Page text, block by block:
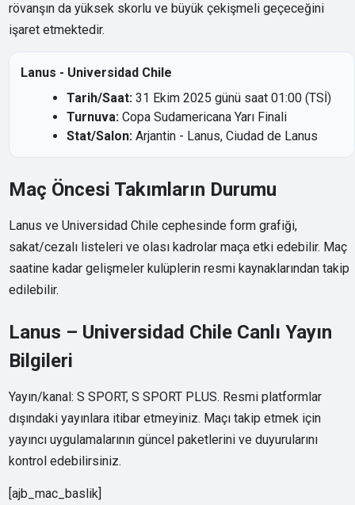
rövanşın da yüksek skorlu ve büyük çekişmeli geçeceğini
işaret etmektedir.
Lanus - Universidad Chile
Tarih/Saat: 31 Ekim 2025 günü saat 01:00 (TSİ)
Turnuva: Copa Sudamericana Yarı Finali
Stat/Salon: Arjantin - Lanus, Ciudad de Lanus
Maç Öncesi Takımların Durumu
Lanus ve Universidad Chile cephesinde form grafiği,
sakat/cezalı listeleri ve olası kadrolar maça etki edebilir. Maç
saatine kadar gelişmeler kulüplerin resmi kaynaklarından takip
edilebilir.
Lanus – Universidad Chile Canlı Yayın
Bilgileri
Yayın/kanal: S SPORT, S SPORT PLUS. Resmi platformlar
dışındaki yayınlara itibar etmeyiniz. Maçı takip etmek için
yayıncı uygulamalarının güncel paketlerini ve duyurularını
kontrol edebilirsiniz.
[ajb_mac_baslik]